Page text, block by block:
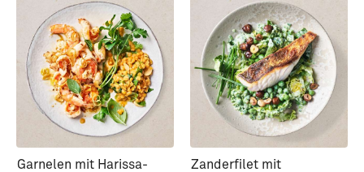
Garnelen mit Harissa-
Zanderfilet mit